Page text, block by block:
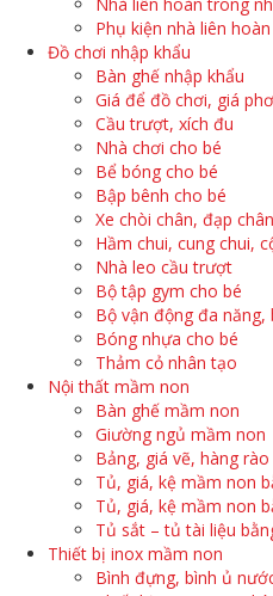
Phụ kiện nhà liên hoàn
Đồ chơi nhập khẩu
Bàn ghế nhập khẩu
Giá để đồ chơi, giá
Cầu trượt, xích đu
Nhà chơi cho bé
Bể bóng cho bé
Bập bênh cho bé
Xe chòi chân, đạp chân
Hầm chui, cung chui,
Nhà leo cầu trượt
Bộ tập gym cho bé
Bộ vận động đa năng,
Bóng nhựa cho bé
Thảm cỏ nhân tạo
Nội thất mầm non
Bàn ghế mầm non
Giường ngủ mầm non
Bảng, giá vẽ, hàng rào
Tủ, giá, kệ mầm non
Tủ, giá, kệ mầm non
Tủ sắt – tủ tài liệu
Thiết bị inox mầm non
Bình đựng, bình ủ